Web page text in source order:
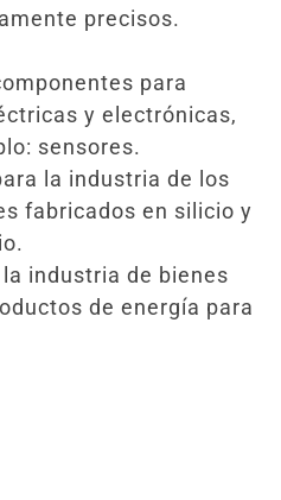
precisos.
para
y electrónicas,
sensores.
la industria de los
fabricados en silicio y
industria de bienes
de energía para